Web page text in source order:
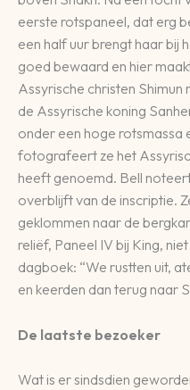
eerste rotspaneel, dat erg
een half uur brengt haar bij
goed bewaard en hier
Assyrische christen
de Assyrische koning
onder een hoge rotsmassa
fotografeert ze het
heeft genoemd. Bell
overblijft van de inscriptie.
geklommen naar de
reliëf, Paneel IV bij King,
dagboek: “We rustten uit,
en keerden dan terug naar
De laatste bezoeker
Wat is er sindsdien